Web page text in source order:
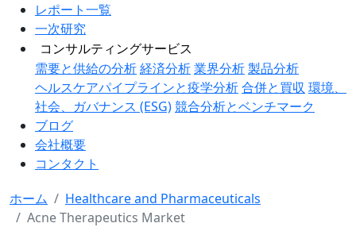
レポート一覧
一次研究
コンサルティングサービス
需要と供給の分析経済分析業界分析製品分析
ヘルスケアパイプラインと疫学分析合併と買収 環境、
社会、ガバナンス (ESG)競合分析とベンチマーク
ブログ
会社概要
コンタクト
ホーム
Healthcare and Pharmaceuticals
Acne Therapeutics Market